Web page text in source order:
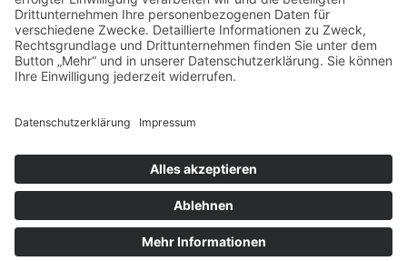
ALLGEMEIN
FRISEURE
FRISEURE
FRISEURE
© Copyright Mein-Friseur.net 2026